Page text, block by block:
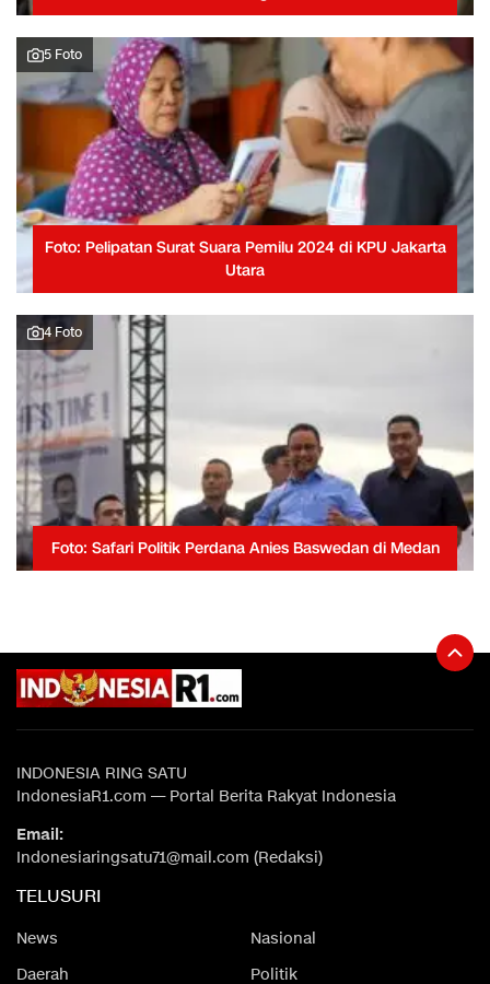
5 Foto
Foto: Pelipatan Surat Suara Pemilu 2024 di KPU Jakarta
Utara
4 Foto
Foto: Safari Politik Perdana Anies Baswedan di Medan
INDONESIA RING SATU
IndonesiaR1.com — Portal Berita Rakyat Indonesia
Email:
Indonesiaringsatu71@mail.com (Redaksi)
TELUSURI
News
Nasional
Daerah
Politik